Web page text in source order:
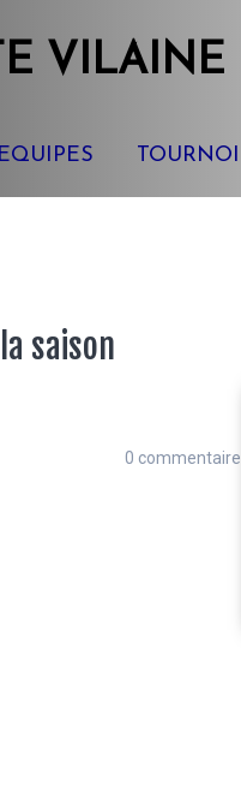
VILAINE
TOURNOI
saison
0 commentaire